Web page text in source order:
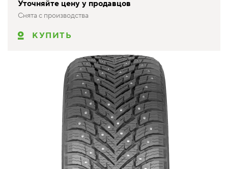
Уточняйте цену у продавцов
Снята с производства
КУПИТЬ